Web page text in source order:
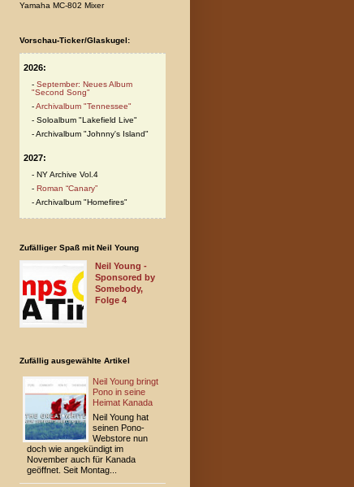
Yamaha MC-802 Mixer
Vorschau-Ticker/Glaskugel:
2026:
September: Neues Album
"Second Song"
Archivalbum "Tennessee"
Soloalbum "Lakefield Live"
Archivalbum "Johnny's Island"
2027:
NY Archive Vol.4
Roman “Canary”
Archivalbum "Homefires"
Zufälliger Spaß mit Neil Young
Neil Young -
Sponsored by
Somebody,
Folge 4
Zufällig ausgewählte Artikel
Neil Young bringt
Pono in seine
Heimat Kanada
Neil Young hat
seinen Pono-
Webstore nun
doch wie angekündigt im
November auch für Kanada
geöffnet. Seit Montag...